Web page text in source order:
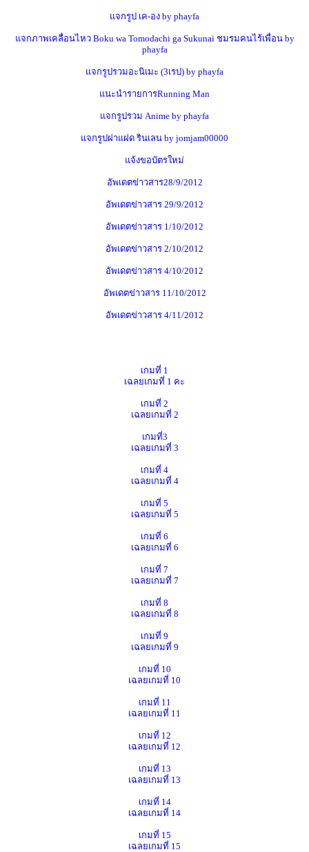
แจกรูป เค-อง by phayfa
แจกภาพเคลื่อนไหว Boku wa Tomodachi ga Sukunai ชมรมคนไร้เพื่อน by
phayfa
แจกรูปรวมอะนิเมะ (3เรป) by phayfa
แนะนำรายการRunning Man
แจกรูปรวม Anime by phayfa
แจกรูปฝาแฝด รินเลน by jomjam00000
แจ้งขอบัตรใหม่
อัพเดตข่าวสาร28/9/2012
อัพเดตข่าวสาร 29/9/2012
อัพเดตข่าวสาร 1/10/2012
อัพเดตข่าวสาร 2/10/2012
อัพเดตข่าวสาร 4/10/2012
อัพเดตข่าวสาร 11/10/2012
อัพเดตข่าวสาร 4/11/2012
เกมที่ 1
เฉลยเกมที่ 1 คะ
เกมที่ 2
เฉลยเกมที่ 2
เกมที่3
เฉลยเกมที่ 3
เกมที่ 4
เฉลยเกมที่ 4
เกมที่ 5
เฉลยเกมที่ 5
เกมที่ 6
เฉลยเกมที่ 6
เกมที่ 7
เฉลยเกมที่ 7
เกมที่ 8
เฉลยเกมที่ 8
เกมที่ 9
เฉลยเกมที่ 9
เกมที่ 10
เฉลยเกมที่ 10
เกมที่ 11
เฉลยเกมที่ 11
เกมที่ 12
เฉลยเกมที่ 12
เกมที่ 13
เฉลยเกมที่ 13
เกมที่ 14
เฉลยเกมที่ 14
เกมที่ 15
เฉลยเกมที่ 15